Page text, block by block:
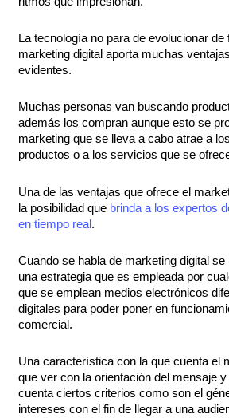
La tecnología no para de evolucionar de
marketing digital aporta muchas
evidentes.
Muchas personas van buscando
además los compran aunque esto se
marketing que se lleva a cabo atrae a
productos o a los servicios que se
Una de las ventajas que ofrece el
la posibilidad que brinda a los expertos
en tiempo real.
Cuando se habla de marketing digital
una estrategia que es empleada por
que se emplean medios electrónicos
digitales para poder poner en
comercial.
Una característica con la que cuenta el
que ver con la orientación del mensaje
cuenta ciertos criterios como son el
intereses con el fin de llegar a una